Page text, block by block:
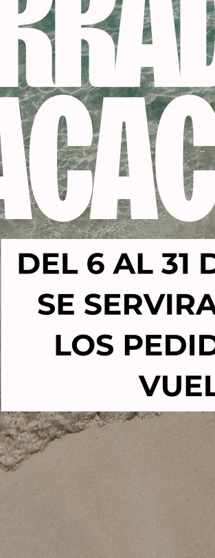
-20%
DE DOBLE CUCHILLA
Añadir al carrito
nos dedicamos a la
y estética des